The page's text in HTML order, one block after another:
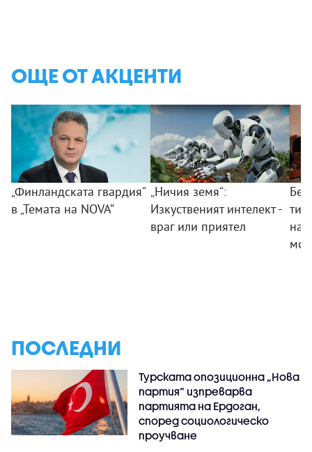
ОЩЕ ОТ АКЦЕНТИ
„Финландската гвардия“
в „Темата на NOVA”
„Ничия земя“:
Изкуственият интелект -
враг или приятел
на
ПОСЛЕДНИ
Турската опозиционна „Нова
партия“ изпреварва
партията на Ердоган,
според социологическо
проучване